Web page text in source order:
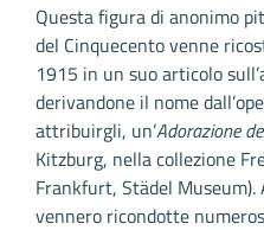
Questa figura di anonimo
del Cinquecento venne
1915 in un suo articolo
derivandone il nome
attribuirgli, un’Adorazione
Kitzburg, nella collezione
Frankfurt, Städel
vennero ricondotte